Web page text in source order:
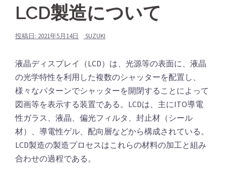
LCD製造について
投稿日: 2021年5月14日 SUZUKI
液晶ディスプレイ（LCD）は、光源等の表面に、液晶
の光学特性を利用した複数のシャッターを配置し、
様々なパターンでシャッターを開閉することによって
図画等を表示する装置である。LCDは、主にITO導電
性ガラス、液晶、偏光フィルタ、封止材（シール
材）、導電性ゲル、配向層などから構成されている。
LCD製造の製造プロセスはこれらの材料の加工と組み
合わせの過程である。